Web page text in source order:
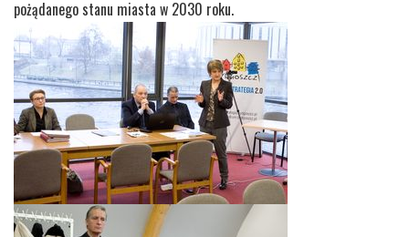
pożądanego stanu miasta w 2030 roku.